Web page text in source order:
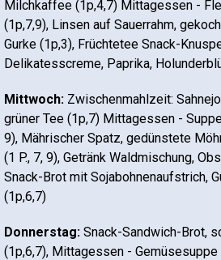
Milchkaffee (1p,4,7) Mittagessen -
(1p,7,9), Linsen auf Sauerrahm,
Gurke (1p,3), Früchtetee Snack-
Delikatesscreme, Paprika,
Mittwoch: Zwischenmahlzeit:
grüner Tee (1p,7) Mittagessen -
9), Mährischer Spatz, gedünstete
(1 P., 7, 9), Getränk Waldmischung,
Snack-Brot mit Sojabohnenaufstrich,
(1p,6,7)
Donnerstag: Snack-Sandwich-Brot,
(1p,6,7), Mittagessen -